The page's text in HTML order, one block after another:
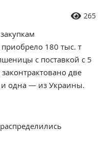
265
приобрело 180 тыс. т
с поставкой с 5
две
одна — из Украины.